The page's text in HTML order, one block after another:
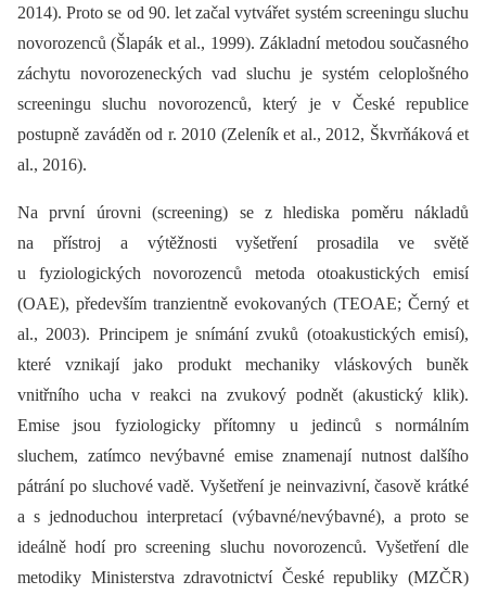
2014). Proto se od 90. let začal vytvářet systém screeningu sluchu
novorozenců (Šlapák et al., 1999). Základní metodou současného
záchytu novorozeneckých vad sluchu je systém celoplošného
screeningu sluchu novorozenců, který je v České republice
postupně zaváděn od r. 2010 (Zeleník et al., 2012, Škvrňáková et
al., 2016).
Na první úrovni (screening) se z hlediska poměru nákladů
na přístroj a výtěžnosti vyšetření prosadila ve světě
u fyziologických novorozenců metoda otoakustických emisí
(OAE), především tranzientně evokovaných (TEOAE; Černý et
al., 2003). Principem je snímání zvuků (otoakustických emisí),
které vznikají jako produkt mechaniky vláskových buněk
vnitřního ucha v reakci na zvukový podnět (akustický klik).
Emise jsou fyziologicky přítomny u jedinců s normálním
sluchem, zatímco nevýbavné emise znamenají nutnost dalšího
pátrání po sluchové vadě. Vyšetření je neinvazivní, časově krátké
a s jednoduchou interpretací (výbavné/nevýbavné), a proto se
ideálně hodí pro screening sluchu novorozenců. Vyšetření dle
metodiky Ministerstva zdravotnictví České republiky (MZČR)